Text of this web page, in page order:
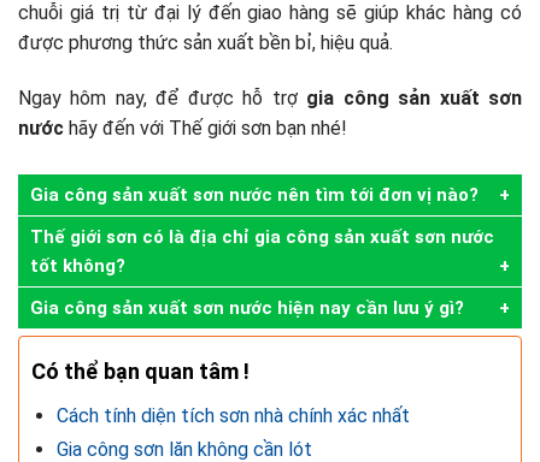
chuỗi giá trị từ đại lý đến giao hàng sẽ giúp khác hàng có
được phương thức sản xuất bền bỉ, hiệu quả.
Ngay hôm nay, để được hỗ trợgia công sản xuất sơn
nước hãy đến với Thế giới sơn bạn nhé!
Gia công sản xuất sơn nước nên tìm tới đơn vị nào?
Thế giới sơn có là địa chỉ gia công sản xuất sơn nước
tốt không?
Gia công sản xuất sơn nước hiện nay cần lưu ý gì?
Có thể bạn quan tâm !
Cách tính diện tích sơn nhà chính xác nhất
Gia công sơn lăn không cần lót